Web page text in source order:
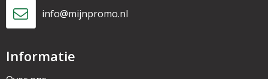
info@mijnpromo.nl
Informatie